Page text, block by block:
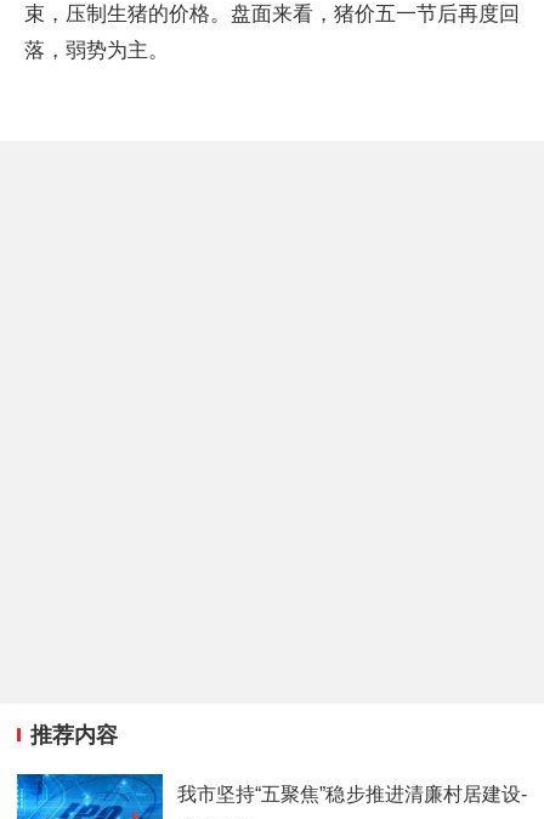
束，压制生猪的价格。盘面来看，猪价五一节后再度回
落，弱势为主。
推荐内容
我市坚持“五聚焦”稳步推进清廉村居建设-